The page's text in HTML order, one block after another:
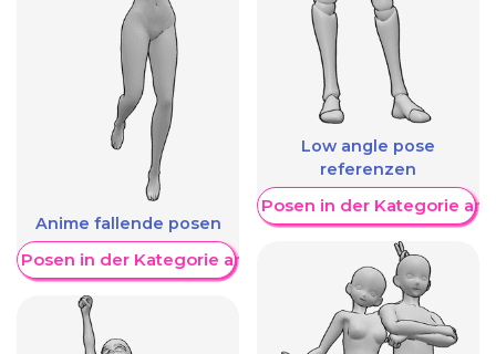
Anime fallende posen
Posen in der Kategorie anzeigen
Low angle pose
referenzen
Weitere Posen in der Kategorie